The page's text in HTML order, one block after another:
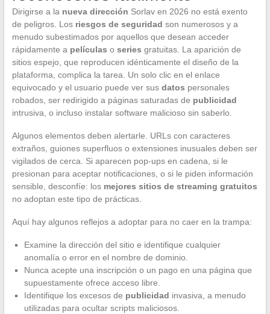
Dirigirse a la nueva dirección Sorlav en 2026 no está exento
de peligros. Los riesgos de seguridad son numerosos y a
menudo subestimados por aquellos que desean acceder
rápidamente a películas o series gratuitas. La aparición de
sitios espejo, que reproducen idénticamente el diseño de la
plataforma, complica la tarea. Un solo clic en el enlace
equivocado y el usuario puede ver sus datos personales
robados, ser redirigido a páginas saturadas de publicidad
intrusiva, o incluso instalar software malicioso sin saberlo.
Algunos elementos deben alertarle. URLs con caracteres
extraños, guiones superfluos o extensiones inusuales deben ser
vigilados de cerca. Si aparecen pop-ups en cadena, si le
presionan para aceptar notificaciones, o si le piden información
sensible, desconfíe: los mejores sitios de streaming gratuitos
no adoptan este tipo de prácticas.
Aquí hay algunos reflejos a adoptar para no caer en la trampa:
Examine la dirección del sitio e identifique cualquier
anomalía o error en el nombre de dominio.
Nunca acepte una inscripción o un pago en una página que
supuestamente ofrece acceso libre.
Identifique los excesos de publicidad invasiva, a menudo
utilizadas para ocultar scripts maliciosos.